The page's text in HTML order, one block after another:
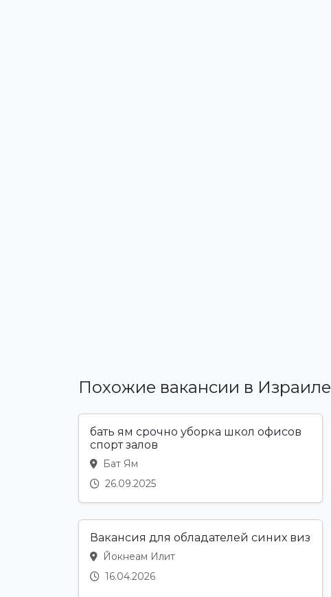
Похожие вакансии в Израиле
бать ям срочно уборка школ офисов
спорт залов
Бат Ям
26.09.2025
Вакансия для обладателей синих виз
Йокнеам Илит
16.04.2026